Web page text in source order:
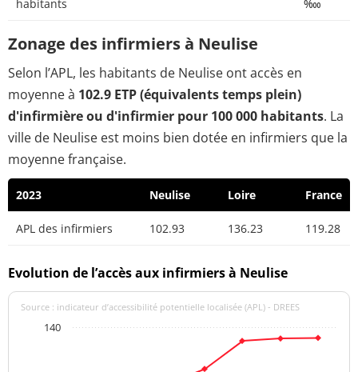
habitants
‱
Zonage des infirmiers à Neulise
Selon l’APL, les habitants de Neulise ont accès en
moyenne à 102.9 ETP (équivalents temps plein)
d'infirmière ou d'infirmier pour 100 000 habitants. La
ville de Neulise est moins bien dotée en infirmiers que la
moyenne française.
2023 Neulise Loire France
APL des infirmiers 102.93 136.23 119.28
Evolution de l’accès aux infirmiers à Neulise
Source : indicateur d’accessibilité potentielle localisée (APL) - DREES
140